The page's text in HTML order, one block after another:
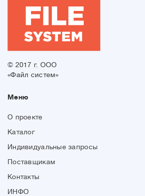
© 2017 г. ООО
«Файл систем»
Меню
О проекте
Каталог
Индивидуальные запросы
Поставщикам
Контакты
ИНФО